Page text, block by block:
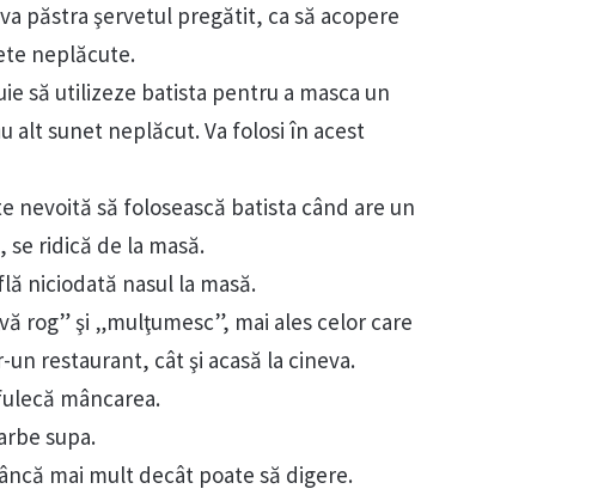
păstra şervetul pregătit, ca să acopere
neplăcute.
să utilizeze batista pentru a masca un
alt sunet neplăcut. Va folosi în acest
nevoită să folosească batista când are un
se ridică de la masă.
niciodată nasul la masă.
rog” şi „mulţumesc”, mai ales celor care
restaurant, cât şi acasă la cineva.
mâncarea.
supa.
mai mult decât poate să digere.